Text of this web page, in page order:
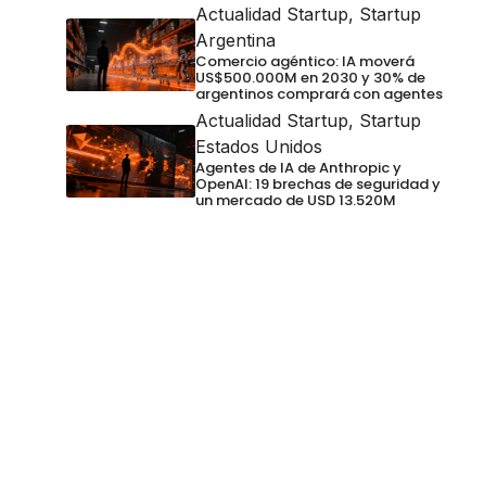
Actualidad Startup, Startup
Argentina
Comercio agéntico: IA moverá
US$500.000M en 2030 y 30% de
argentinos comprará con agentes
Actualidad Startup, Startup
Estados Unidos
Agentes de IA de Anthropic y
OpenAI: 19 brechas de seguridad y
un mercado de USD 13.520M